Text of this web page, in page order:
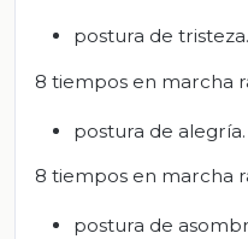
postura de tristeza.
8 tiempos en marcha
postura de alegría.
8 tiempos en marcha
postura de